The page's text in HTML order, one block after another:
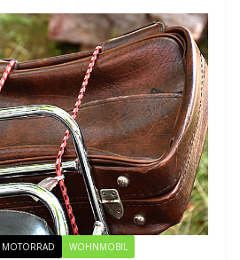
MOTORRAD WOHNMOBIL